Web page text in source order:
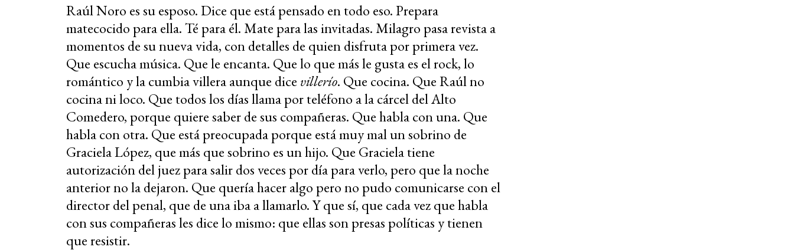
Raúl Noro es su esposo. Dice que está pensado en todo eso. Prepara
matecocido para ella. Té para él. Mate para las invitadas. Milagro pasa revista a
momentos de su nueva vida, con detalles de quien disfruta por primera vez.
Que escucha música. Que le encanta. Que lo que más le gusta es el rock, lo
romántico y la cumbia villera aunque dice villerío. Que cocina. Que Raúl no
cocina ni loco. Que todos los días llama por teléfono a la cárcel del Alto
Comedero, porque quiere saber de sus compañeras. Que habla con una. Que
habla con otra. Que está preocupada porque está muy mal un sobrino de
Graciela López, que más que sobrino es un hijo. Que Graciela tiene
autorización del juez para salir dos veces por día para verlo, pero que la noche
anterior no la dejaron. Que quería hacer algo pero no pudo comunicarse con el
director del penal, que de una iba a llamarlo. Y que sí, que cada vez que habla
con sus compañeras les dice lo mismo: que ellas son presas políticas y tienen
que resistir.